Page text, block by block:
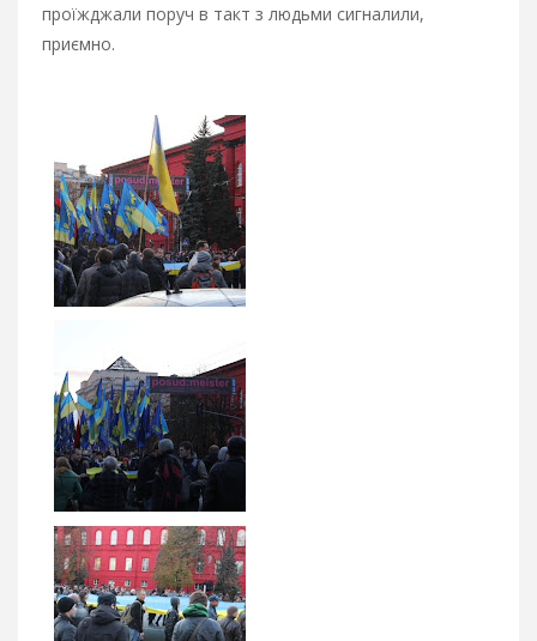
проїжджали поруч в такт з людьми сигналили,
приємно.